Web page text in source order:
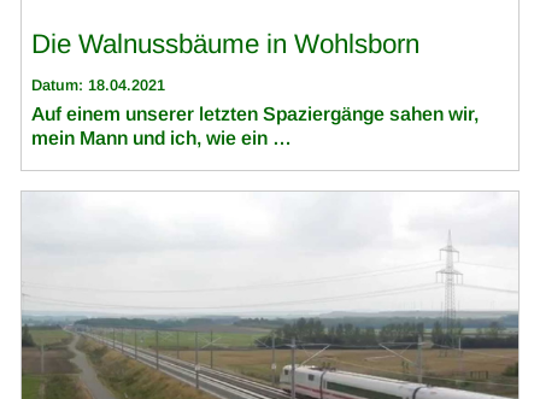
Die Walnussbäume in Wohlsborn
Datum: 18.04.2021
Auf einem unserer letzten Spaziergänge sahen wir,
mein Mann und ich, wie ein …